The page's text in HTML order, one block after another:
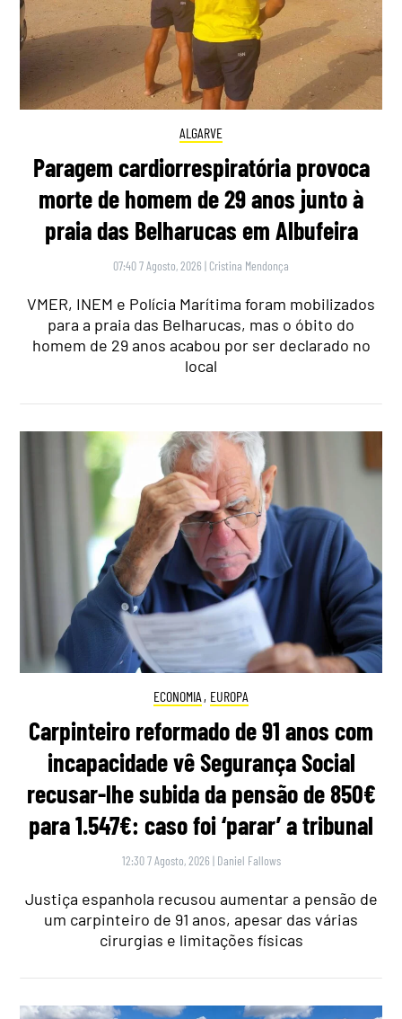
ALGARVE
Paragem cardiorrespiratória provoca
morte de homem de 29 anos junto à
praia das Belharucas em Albufeira
07:40 7 Agosto, 2026 | Cristina Mendonça
VMER, INEM e Polícia Marítima foram mobilizados
para a praia das Belharucas, mas o óbito do
homem de 29 anos acabou por ser declarado no
local
ECONOMIA , EUROPA
Carpinteiro reformado de 91 anos com
incapacidade vê Segurança Social
recusar-lhe subida da pensão de 850€
para 1.547€: caso foi ‘parar’ a tribunal
12:30 7 Agosto, 2026 | Daniel Fallows
Justiça espanhola recusou aumentar a pensão de
um carpinteiro de 91 anos, apesar das várias
cirurgias e limitações físicas